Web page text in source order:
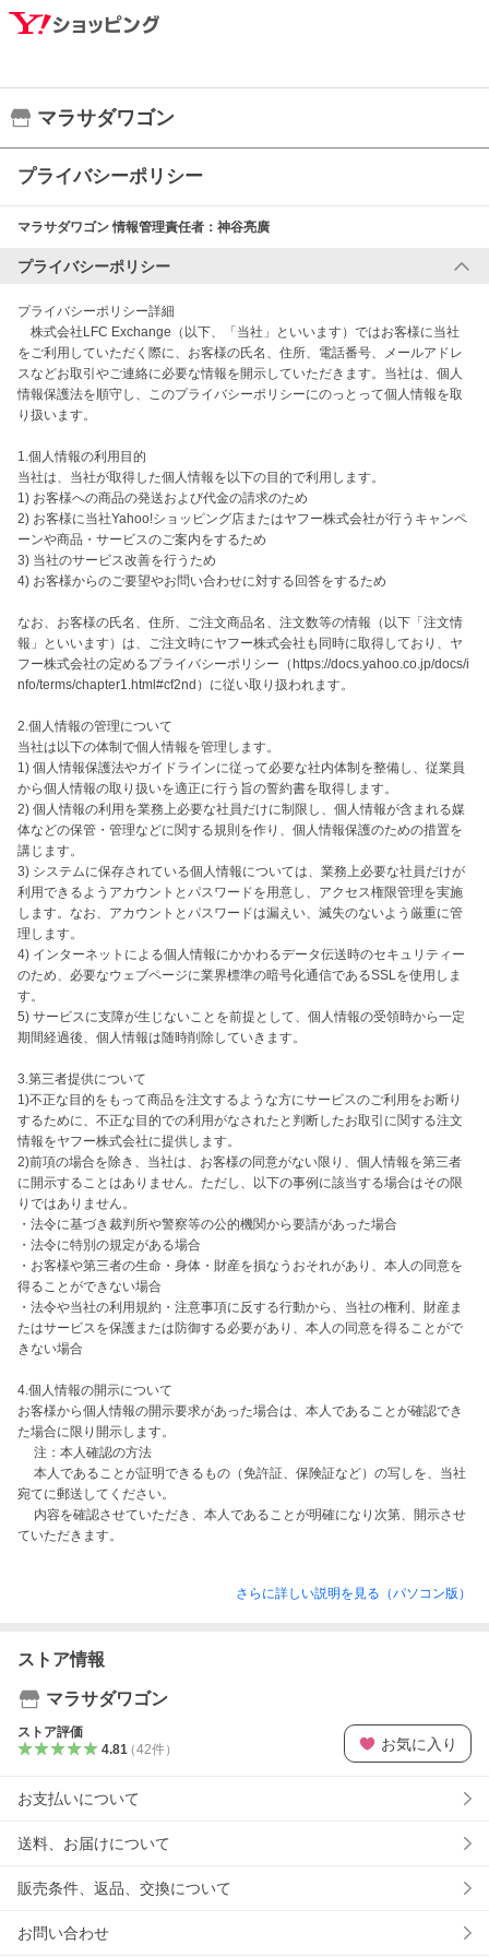
マラサダワゴン
プライバシーポリシー
マラサダワゴン情報管理責任者： 神谷亮廣
プライバシーポリシー
プライバシーポリシー詳細
株式会社LFC Exchange（以下、「当社」といいます）ではお客様に当社
をご利用していただく際に、お客様の氏名、住所、電話番号、メールアドレ
スなどお取引やご連絡に必要な情報を開示していただきます。当社は、個人
情報保護法を順守し、このプライバシーポリシーにのっとって個人情報を取
り扱います。
1.個人情報の利用目的
当社は、当社が取得した個人情報を以下の目的で利用します。
1) お客様への商品の発送および代金の請求のため
2) お客様に当社Yahoo!ショッピング店またはヤフー株式会社が行うキャンペ
ーンや商品・サービスのご案内をするため
3) 当社のサービス改善を行うため
4) お客様からのご要望やお問い合わせに対する回答をするため
なお、お客様の氏名、住所、ご注文商品名、注文数等の情報（以下「注文情
報」といいます）は、ご注文時にヤフー株式会社も同時に取得しており、ヤ
フー株式会社の定めるプライバシーポリシー（https://docs.yahoo.co.jp/docs/i
nfo/terms/chapter1.html#cf2nd）に従い取り扱われます。
2.個人情報の管理について
当社は以下の体制で個人情報を管理します。
1) 個人情報保護法やガイドラインに従って必要な社内体制を整備し、従業員
から個人情報の取り扱いを適正に行う旨の誓約書を取得します。
2) 個人情報の利用を業務上必要な社員だけに制限し、個人情報が含まれる媒
体などの保管・管理などに関する規則を作り、個人情報保護のための措置を
講じます。
3) システムに保存されている個人情報については、業務上必要な社員だけが
利用できるようアカウントとパスワードを用意し、アクセス権限管理を実施
します。なお、アカウントとパスワードは漏えい、滅失のないよう厳重に管
理します。
4) インターネットによる個人情報にかかわるデータ伝送時のセキュリティー
のため、必要なウェブページに業界標準の暗号化通信であるSSLを使用しま
す。
5) サービスに支障が生じないことを前提として、個人情報の受領時から一定
期間経過後、個人情報は随時削除していきます。
3.第三者提供について
1)不正な目的をもって商品を注文するような方にサービスのご利用をお断り
するために、不正な目的での利用がなされたと判断したお取引に関する注文
情報をヤフー株式会社に提供します。
2)前項の場合を除き、当社は、お客様の同意がない限り、個人情報を第三者
に開示することはありません。ただし、以下の事例に該当する場合はその限
りではありません。
・法令に基づき裁判所や警察等の公的機関から要請があった場合
・法令に特別の規定がある場合
・お客様や第三者の生命・身体・財産を損なうおそれがあり、本人の同意を
得ることができない場合
・法令や当社の利用規約・注意事項に反する行動から、当社の権利、財産ま
たはサービスを保護または防御する必要があり、本人の同意を得ることがで
きない場合
4.個人情報の開示について
お客様から個人情報の開示要求があった場合は、本人であることが確認でき
た場合に限り開示します。
注：本人確認の方法
本人であることが証明できるもの（免許証、保険証など）の写しを、当社
宛てに郵送してください。
内容を確認させていただき、本人であることが明確になり次第、開示させ
さらに詳しい説明を見る（パソコン版）
ストア情報
マラサダワゴン
ストア評価
4.81（42件） お気に入り
お支払いについて
送料、お届けについて
販売条件、返品、交換について
お問い合わせ